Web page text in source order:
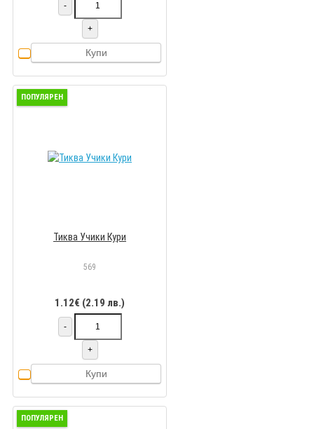
-
+
Купи
ПОПУЛЯРЕН
Тиква Учики Кури
569
1.12€ (2.19 лв.)
-
+
Купи
ПОПУЛЯРЕН